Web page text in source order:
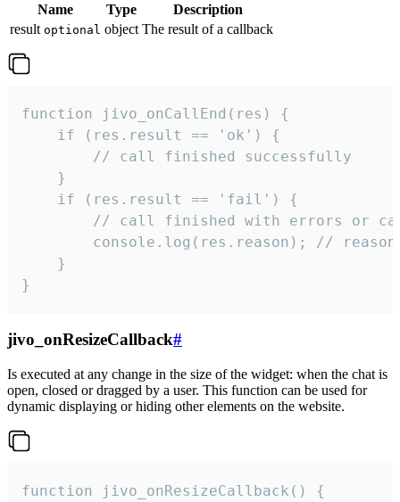
Name Type
Description
result optional object The result of a callback
function jivo_onCallEnd(res) {
    if (res.result == 'ok') {
        // call finished successfully
    }
    if (res.result == 'fail') {
// call finished with errors or
console.log(res.reason); //
    }
}
jivo_onResizeCallback#
Is executed at any change in the size of the widget: when the chat is
open, closed or dragged by a user. This function can be used for
dynamic displaying or hiding other elements on the website.
function jivo_onResizeCallback() {